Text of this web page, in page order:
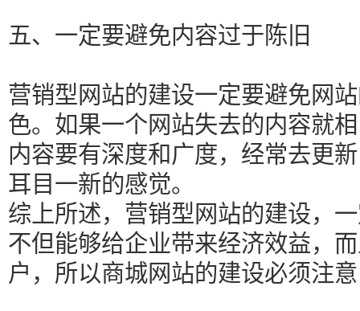
五、一定要避免内容过于陈旧
营销型网站的建设一定要避免网
色。如果一个网站失去的内容就
内容要有深度和广度，经常去更
耳目一新的感觉。
综上所述，营销型网站的建设，
不但能够给企业带来经济效益，
户，所以商城网站的建设必须注